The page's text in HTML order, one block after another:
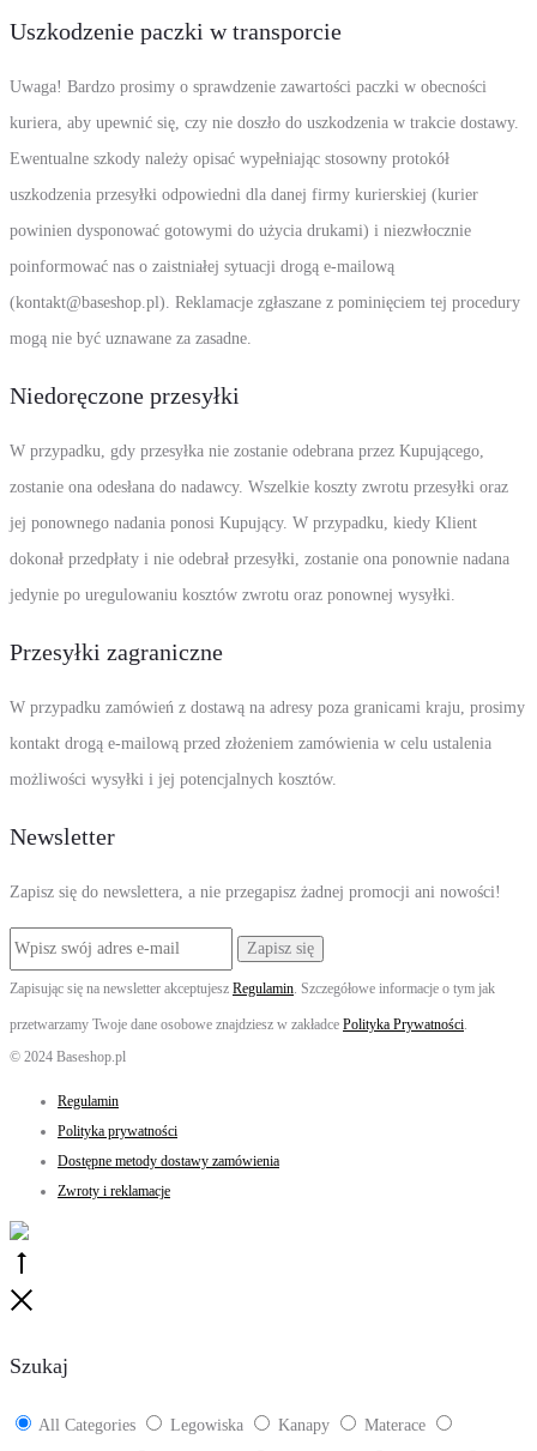
Uszkodzenie paczki w transporcie
Uwaga! Bardzo prosimy o sprawdzenie zawartości paczki w obecności
kuriera, aby upewnić się, czy nie doszło do uszkodzenia w trakcie dostawy.
Ewentualne szkody należy opisać wypełniając stosowny protokół
uszkodzenia przesyłki odpowiedni dla danej firmy kurierskiej (kurier
powinien dysponować gotowymi do użycia drukami) i niezwłocznie
poinformować nas o zaistniałej sytuacji drogą e-mailową
(kontakt@baseshop.pl). Reklamacje zgłaszane z pominięciem tej procedury
mogą nie być uznawane za zasadne.
Niedoręczone przesyłki
W przypadku, gdy przesyłka nie zostanie odebrana przez Kupującego,
zostanie ona odesłana do nadawcy. Wszelkie koszty zwrotu przesyłki oraz
jej ponownego nadania ponosi Kupujący. W przypadku, kiedy Klient
dokonał przedpłaty i nie odebrał przesyłki, zostanie ona ponownie nadana
jedynie po uregulowaniu kosztów zwrotu oraz ponownej wysyłki.
Przesyłki zagraniczne
W przypadku zamówień z dostawą na adresy poza granicami kraju, prosimy
kontakt drogą e-mailową przed złożeniem zamówienia w celu ustalenia
możliwości wysyłki i jej potencjalnych kosztów.
Newsletter
Zapisz się do newslettera, a nie przegapisz żadnej promocji ani nowości!
Zapisując się na newsletter akceptujesz Regulamin. Szczegółowe informacje o tym jak
przetwarzamy Twoje dane osobowe znajdziesz w zakładce Polityka Prywatności.
© 2024 Baseshop.pl
Regulamin
Polityka prywatności
Dostępne metody dostawy zamówienia
Zwroty i reklamacje
Szukaj
All Categories Legowiska Kanapy
Materace